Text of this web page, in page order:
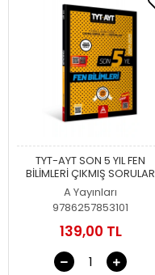
TYT-AYT SON 5 YIL FEN
BİLİMLERİ ÇIKMIŞ SORULAR
A Yayınları
9786257853101
139,00 TL